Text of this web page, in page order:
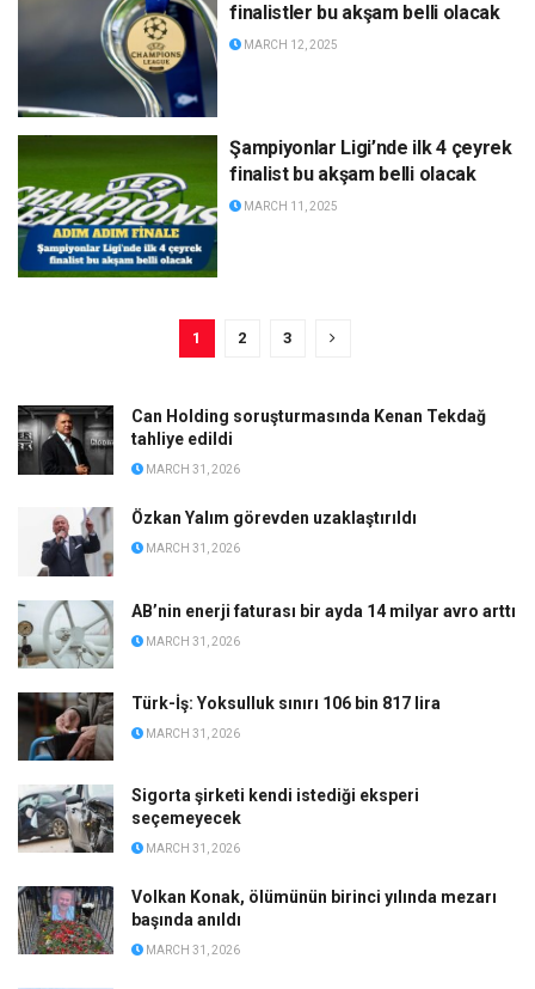
finalistler bu akşam belli olacak
MARCH 12, 2025
Şampiyonlar Ligi’nde ilk 4 çeyrek
finalist bu akşam belli olacak
MARCH 11, 2025
1 2 3
Can Holding soruşturmasında Kenan Tekdağ
tahliye edildi
MARCH 31, 2026
Özkan Yalım görevden uzaklaştırıldı
MARCH 31, 2026
AB’nin enerji faturası bir ayda 14 milyar avro arttı
MARCH 31, 2026
Türk-İş: Yoksulluk sınırı 106 bin 817 lira
MARCH 31, 2026
Sigorta şirketi kendi istediği eksperi
seçemeyecek
MARCH 31, 2026
Volkan Konak, ölümünün birinci yılında mezarı
başında anıldı
MARCH 31, 2026